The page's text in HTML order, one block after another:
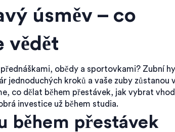
úsměv – co
vědět
obědy a sportovkami? Zubní
jednoduchých kroků a vaše zuby zůstanou
co dělat během přestávek, jak vybrat
investice už během studia.
během přestávek